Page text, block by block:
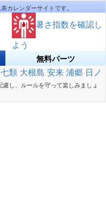
カレンダーサイトです。
暑さ指数を確認し
よう
無料パーツ
七類 大根島 安来 浦郷 日ノ
し、ルールを守って楽しみましょ